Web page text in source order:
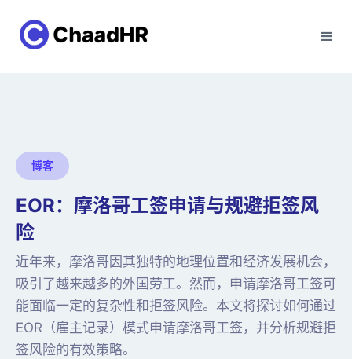
博客
EOR：摩洛哥工签申请与规避拒签风
险
近年来，摩洛哥因其独特的地理位置和经济发展机会，
吸引了越来越多的外国劳工。然而，申请摩洛哥工签可
能面临一定的复杂性和拒签风险。本文将探讨如何通过
EOR（雇主记录）模式申请摩洛哥工签，并分析规避拒
签风险的有效策略。